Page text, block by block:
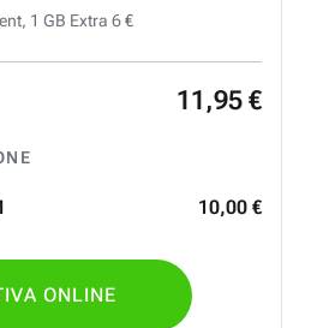
1 GB Extra 6 €
11 ,95 €
10,00 €
ONLINE